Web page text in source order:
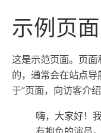
示例页面
这是示范页面。页
的，通常会在站点
于”页面，向访客介
嗨，大家好！